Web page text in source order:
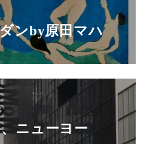
ンby原田マハ
ニューヨー